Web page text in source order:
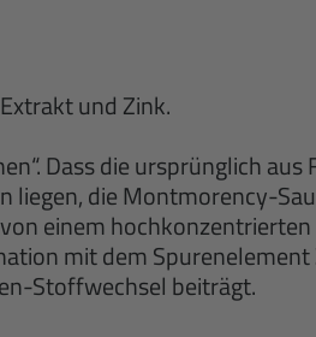
und Zink.
Dass die ursprünglich
die Montmorency-
einem
mit dem
Stoffwechsel beiträgt.